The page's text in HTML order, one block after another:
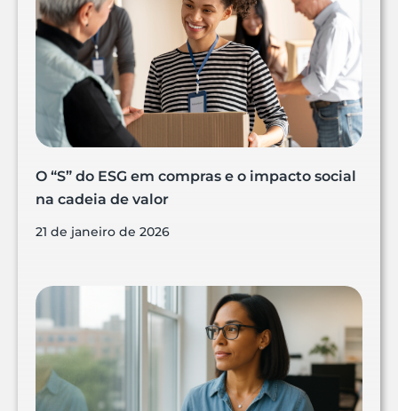
O “S” do ESG em compras e o impacto social
na cadeia de valor
21 de janeiro de 2026